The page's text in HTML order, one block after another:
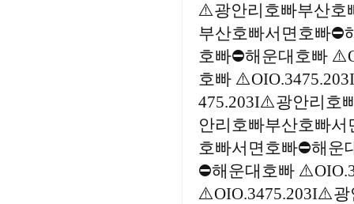
⚠️광안리호빠부산호
부산호빠서면호빠
호빠⛔해운대호빠
호빠
475.203I⚠️광안리호
안리호빠부산호빠
호빠서면호빠⛔해
⛔해운대호빠
⚠️OIO.3475.203I⚠️광